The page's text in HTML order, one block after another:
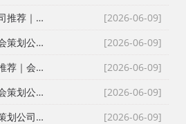
[2026-06-09]
成都庆典公司与演艺公司推荐｜开张剪彩、舞龙舞狮、大型晚会全案执行
[2026-06-09]
成都活动执行公司与年会策划公司推荐｜全流程服务与安全保障
[2026-06-09]
成都大型活动策划公司推荐｜会议策划、庆典执行、年会演艺一站式服务
[2026-06-09]
成都会展论坛与综艺晚会策划公司推荐｜活动策划执行与资源整合专家
[2026-06-09]
成都开业庆典与周年庆策划公司推荐｜专业舞台搭建与高端现场布置